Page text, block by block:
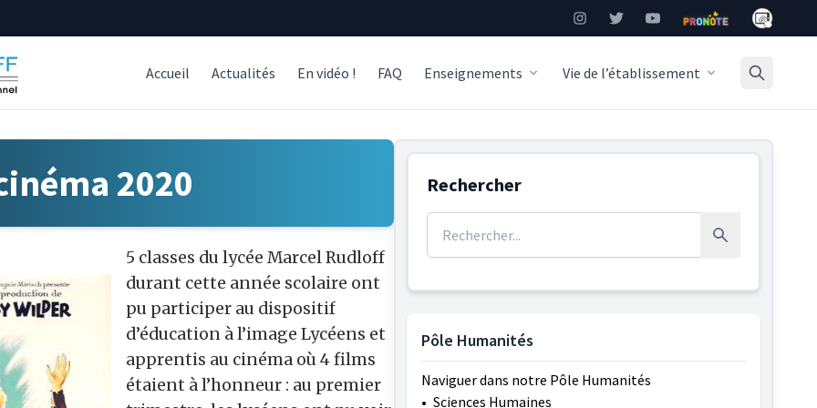
InstagramTwitterYouTubePronote Mon
Accueil Actualités En vidéo ! FAQ Enseignements Vie de l’établissement
2020
5 classes du lycée Marcel Rudloff
durant cette année scolaire ont
pu participer au dispositif
d’éducation à l’image Lycéens et
apprentis au cinéma où 4 films
étaient à l’honneur : au premier
Rechercher
Rechercher
Pôle Humanités
Naviguer dans notre Pôle Humanités
• Sciences Humaines